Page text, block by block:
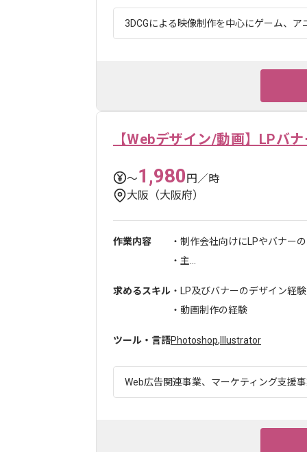
3DCGによる映像制作を中心にゲーム、
【Webデザイン/動画】LPバ
〜1,980円／時
大阪（大阪府）
作業内容
・制作会社向けにLPやバナー
・主...
求めるスキル ・LP及びバナーのデザイン経験
・動画制作の経験
ツール・言語Photoshop, Illustrator
Web広告関連事業、マーケティング支援